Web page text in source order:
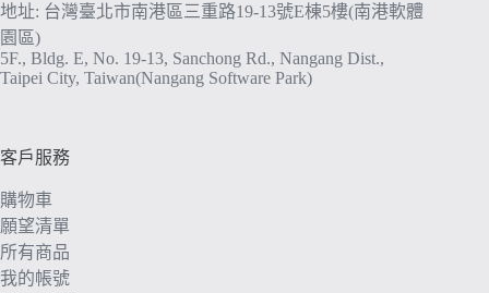
頁
面
選
地址: 台灣臺北市南港區三重路19-13號E棟5樓(南港軟體
園區)
5F., Bldg. E, No. 19-13, Sanchong Rd., Nangang Dist.,
Taipei City, Taiwan(Nangang Software Park)
客戶服務
購物車
願望清單
所有商品
我的帳號